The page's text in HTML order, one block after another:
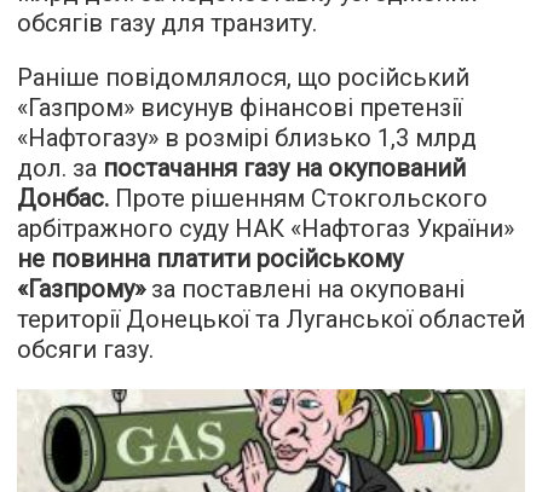
обсягів газу для транзиту.
Раніше повідомлялося, що російський
«Газпром» висунув фінансові претензії
«Нафтогазу» в розмірі близько 1,3 млрд
дол. за постачання газу на окупований
Донбас. Проте рішенням Стокгольского
арбітражного суду НАК «Нафтогаз України»
не повинна платити російському
«Газпрому»за поставлені на окуповані
території Донецької та Луганської областей
обсяги газу.